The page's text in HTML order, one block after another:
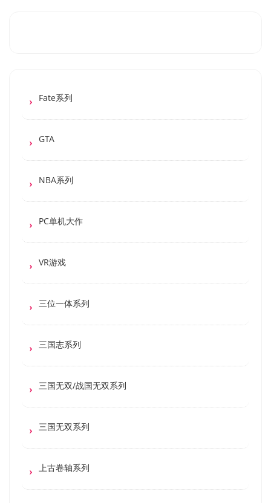
Fate系列
GTA
NBA系列
PC单机大作
VR游戏
三位一体系列
三国志系列
三国无双/战国无双系列
三国无双系列
上古卷轴系列